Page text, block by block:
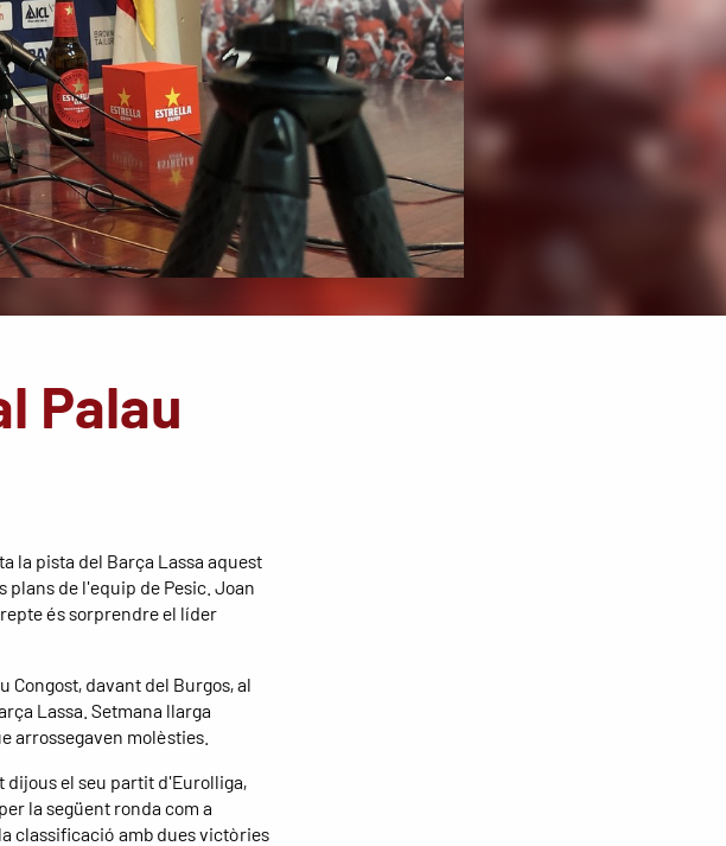
Palau
la pista del Barça Lassa aquest
plans de l'equip de Pesic. Joan
és sorprendre el líder
Congost, davant del Burgos, al
Lassa. Setmana llarga
arrossegaven molèsties.
dijous el seu partit d'Eurolliga,
la següent ronda com a
classificació amb dues victòries